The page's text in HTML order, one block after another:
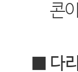
콘
■ 다